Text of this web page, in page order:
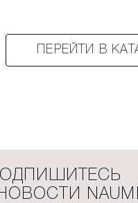
ПЕРЕЙТИ В
NAUMI